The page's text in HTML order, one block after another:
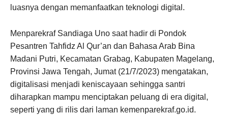
luasnya dengan memanfaatkan teknologi digital.
Menparekraf Sandiaga Uno saat hadir di Pondok
Pesantren Tahfidz Al Qur’an dan Bahasa Arab Bina
Madani Putri, Kecamatan Grabag, Kabupaten Magelang,
Provinsi Jawa Tengah, Jumat (21/7/2023) mengatakan,
digitalisasi menjadi keniscayaan sehingga santri
diharapkan mampu menciptakan peluang di era digital,
seperti yang di rilis dari laman kemenparekraf.go.id.